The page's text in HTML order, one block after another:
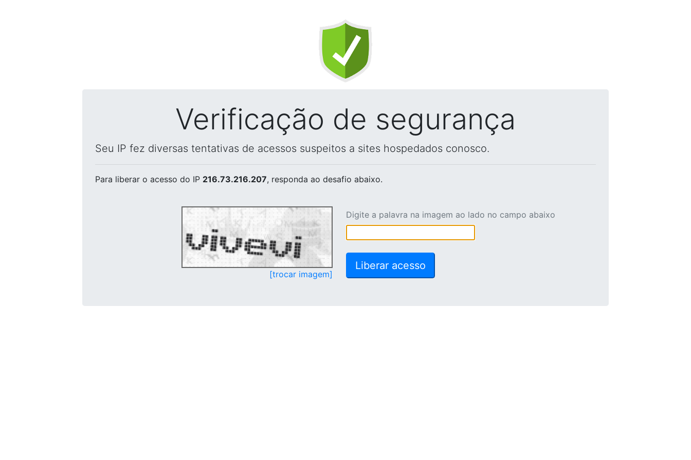
Verificação de segurança
Seu IP fez diversas tentativas de acessos suspeitos a sites hospedados conosco.
Para liberar o acesso do IP 216.73.216.207, responda ao desafio abaixo.
[trocar imagem]
Digite a palavra na imagem ao lado no campo abaixo